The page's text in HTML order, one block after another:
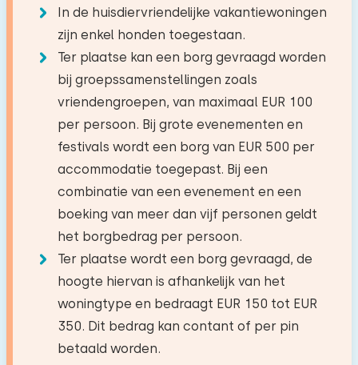
Aantal volwassenen
Aantal kinderen − +
Aantal baby's − +
− +
Wissen
In de huisdiervriendelijke vakantiewoningen
zijn enkel honden toegestaan.
Ter plaatse kan een borg gevraagd worden
bij groepssamenstellingen zoals
vriendengroepen, van maximaal EUR 100
per persoon. Bij grote evenementen en
festivals wordt een borg van EUR 500 per
accommodatie toegepast. Bij een
combinatie van een evenement en een
boeking van meer dan vijf personen geldt
het borgbedrag per persoon.
Ter plaatse wordt een borg gevraagd, de
hoogte hiervan is afhankelijk van het
woningtype en bedraagt EUR 150 tot EUR
350. Dit bedrag kan contant of per pin
betaald worden.
Oven
Combi oven/magnetron
Magnetron
Vaatwasser
Koelkast
Koelkast met vriesvak
Vriezer
Nespresso
Waterkoker
Broodrooster
Buiten
Terras
Tuinmeubilair
Verdieping:
Begane grond
Slaapplaatsen: 2
Bed: Eenpersoons
Bed: Eenpersoons
Slaapkamer 3
Verdieping:
Begane grond
Begane grond
Faciliteiten:
Wastafel
Inloopdouche
Viswater
31,0 km
Golfbaan
Nationaal park
9,6 km
Attractiepark
Treinstation
8,8 km
Bushalte
0,4 km
Activiteiten in de
omgeving
Paardrijden
Wandelen
Fietsen
Zwemmen
Padellen
Museum
De vloer mocht wel een keertje gedweild
worden aan de sokken te zien ;-).
Alle reviews